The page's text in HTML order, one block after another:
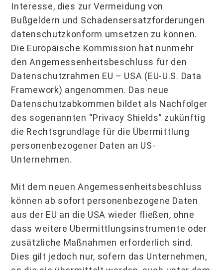
Interesse, dies zur Vermeidung von
Bußgeldern und Schadensersatzforderungen
datenschutzkonform umsetzen zu können.
Die Europäische Kommission hat nunmehr
den Angemessenheitsbeschluss für den
Datenschutzrahmen EU – USA (EU-U.S. Data
Framework) angenommen. Das neue
Datenschutzabkommen bildet als Nachfolger
des sogenannten “Privacy Shields” zukünftig
die Rechtsgrundlage für die Übermittlung
personenbezogener Daten an US-
Unternehmen.
Mit dem neuen Angemessenheitsbeschluss
können ab sofort personenbezogene Daten
aus der EU an die USA wieder fließen, ohne
dass weitere Übermittlungsinstrumente oder
zusätzliche Maßnahmen erforderlich sind.
Dies gilt jedoch nur, sofern das Unternehmen,